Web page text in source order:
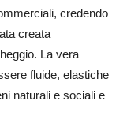
credendo
creata
La vera
fluide, elastiche
naturali e sociali e